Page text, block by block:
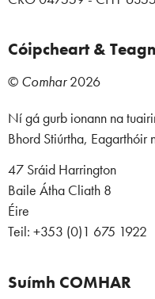
Cóipcheart &
© Comhar2026
Ní gá gurb ionann na
Bhord Stiúrtha, Eagarthóir
47 Sráid Harrington
Baile Átha Cliath 8
Éire
Teil: +353 (0)1 675 1922
Suímh COMHAR